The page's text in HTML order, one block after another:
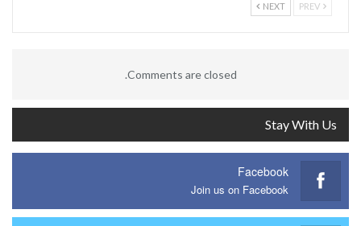
NEXT
Comments are closed.
Stay With Us
Facebook
Join us on Facebook